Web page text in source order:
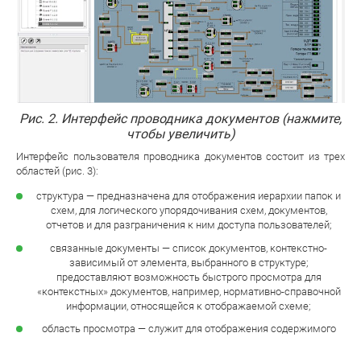
Рис. 2. Интерфейс проводника документов (нажмите,
чтобы увеличить)
Интерфейс пользователя проводника документов состоит из трех
областей (рис. 3):
структура — предназначена для отображения иерархии папок и
схем, для логического упорядочивания схем, документов,
отчетов и для разграничения к ним доступа пользователей;
связанные документы — список документов, контекстно-
зависимый от элемента, выбранного в структуре;
предоставляют возможность быстрого просмотра для
«контекстных» документов, например, нормативно-справочной
информации, относящейся к отображаемой схеме;
область просмотра — служит для отображения содержимого